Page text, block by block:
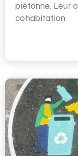
piétonne. Leur
cohabitation